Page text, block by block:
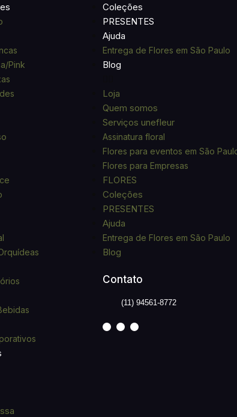
Pink
Coleções
PRESENTES
Ajuda
Entrega de Flores em São Paulo
Blog
Loja
Quem somos
Serviços unefleur
Assinatura floral
Flores para eventos em São
Flores para Empresas
FLORES
Coleções
PRESENTES
Ajuda
Entrega de Flores em São Paulo
Blog
Contato
(11) 94561-8772